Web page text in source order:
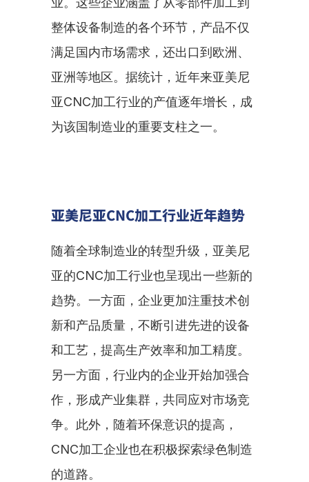
整体设备制造的各个环节，产品不仅
满足国内市场需求，还出口到欧洲、
亚洲等地区。据统计，近年来亚美尼
亚CNC加工行业的产值逐年增长，成
为该国制造业的重要支柱之一。
亚美尼亚CNC加工行业近年趋势
随着全球制造业的转型升级，亚美尼
亚的CNC加工行业也呈现出一些新的
趋势。一方面，企业更加注重技术创
新和产品质量，不断引进先进的设备
和工艺，提高生产效率和加工精度。
另一方面，行业内的企业开始加强合
作，形成产业集群，共同应对市场竞
争。此外，随着环保意识的提高，
CNC加工企业也在积极探索绿色制造
的道路。